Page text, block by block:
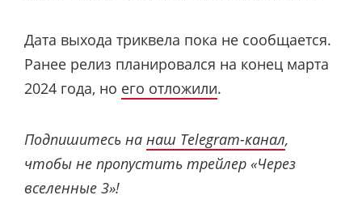
Дата выхода триквела пока не сообщается.
Ранее релиз планировался на конец марта
2024 года, но его отложили.
Подпишитесь на наш Telegram-канал,
чтобы не пропустить трейлер «Через
вселенные 3»!